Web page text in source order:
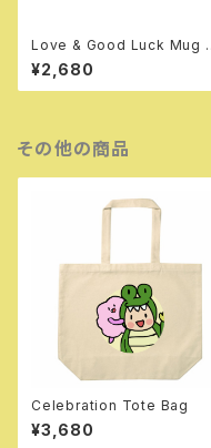
Love & Good Luck Mug
p
¥2,680
その他の商品
Celebration Tote Bag
¥3,680